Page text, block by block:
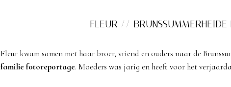
FLEUR // BRUNSSUMMERHEIDE
Fleur kwam samen met haar broer, vriend en ouders naar de
familie fotoreportage. Moeders was jarig en heeft voor het